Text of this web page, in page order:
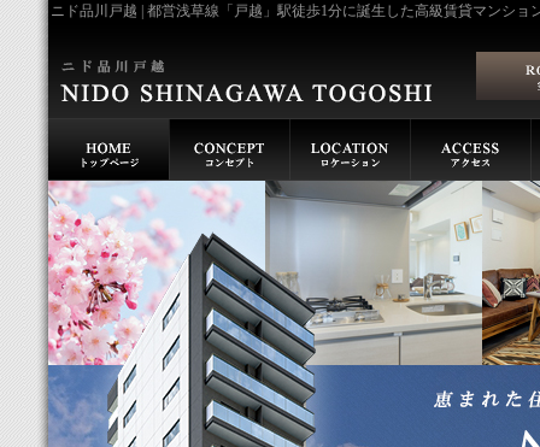
ニド品川戸越 | 都営浅草線「戸越」駅徒歩1分に誕生した高級賃貸マンショ